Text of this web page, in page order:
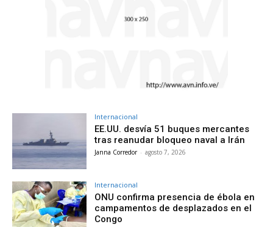
Internacional
EE.UU. desvía 51 buques mercantes
tras reanudar bloqueo naval a Irán
Janna Corredor - agosto 7, 2026
Internacional
ONU confirma presencia de ébola en
campamentos de desplazados en el
Congo